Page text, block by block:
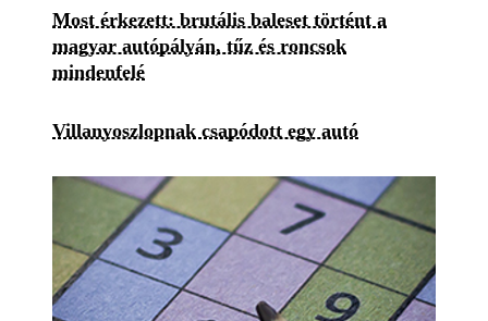
Most érkezett: brutális baleset történt a
magyar autópályán, tűz és roncsok
mindenfelé
Villanyoszlopnak csapódott egy autó